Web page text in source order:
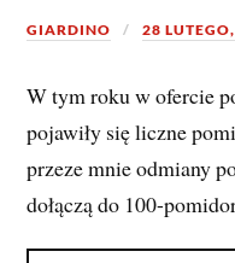
GIARDINO 28
W tym roku w ofercie
pojawiły się liczne
przeze mnie odmiany
dołączą do 100-